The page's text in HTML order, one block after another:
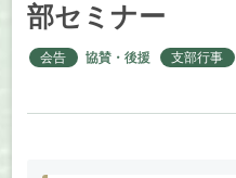
部セミナー
会告 協賛・後援 支部行事